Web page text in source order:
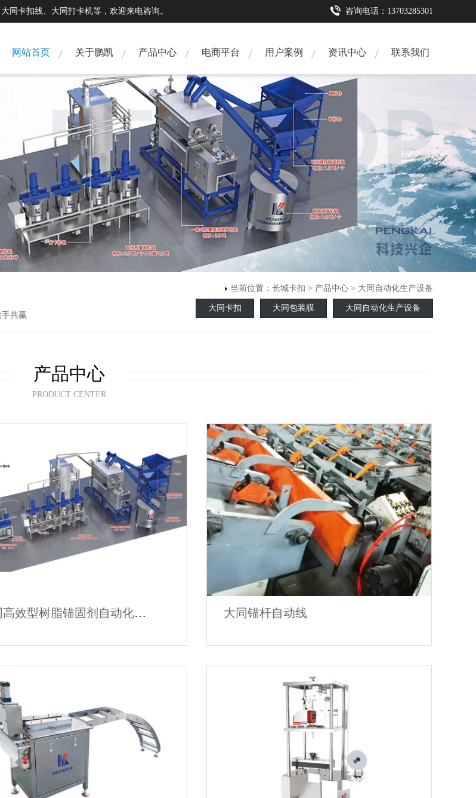
同卡扣线、大同打卡机等，欢迎来电咨询。 咨询电话：13703285301
网站首页 关于鹏凯 产品中心 电商平台 用户案例 资讯中心 联系我们
共赢
当前位置： 长城卡扣 > 产品中心 > 大同自动化生产设备
大同自动化生产设备
大同包装膜
大同卡扣
产品中心
PRODUCT CENTER
效型树脂锚固剂自动化生产线 大同高效型树脂锚固剂自动化生产线 大同锚杆自动线
大同锚杆自动线